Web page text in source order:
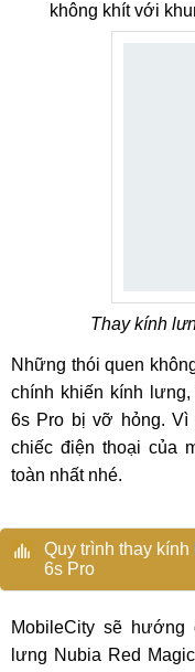
không khít với
Thay kính
Những thói quen
chính khiến kính
6s Pro bị vỡ hỏng. Vì
chiếc điện thoại của
toàn nhất nhé.
Quy trình thay
6s Pro
MobileCity sẽ
lưng Nubia Red